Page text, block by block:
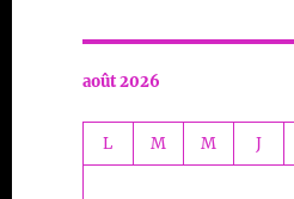
août 2026
L M M J